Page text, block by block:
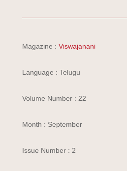
Magazine : Viswajanani
Language : Telugu
Volume Number : 22
Month : September
Issue Number : 2